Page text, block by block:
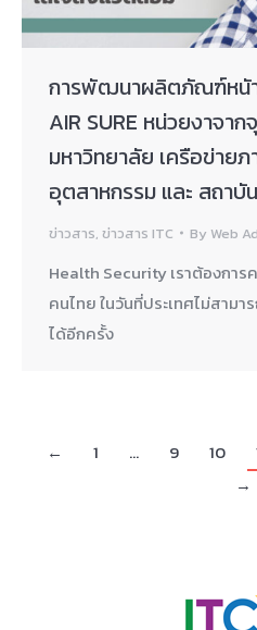
การพัฒนาผลิตภัณฑ์หนัา
AIR SURE หน่วยงาจา
มหาวิทยาลัย เครือข่าย
อุตสาหกรรม และ สถา
ข่าวสาร, ข่าวสาร ITC By Web
Health Security เราต้องกา
คนไทย ในวันที่ประเทศไม่สาม
ได้อีกครั้ง
← 1 … 9 10
→